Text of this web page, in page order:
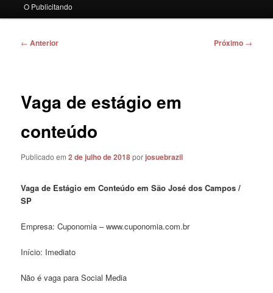
O Publicitando
Navegação
← Anterior Próximo →
Vaga de estágio em
conteúdo
Publicado em2 de julho de 2018porjosuebrazil
Vaga de Estágio em Conteúdo em São José dos Campos /
SP
Empresa: Cuponomia – www.cuponomia.com.br
Início: Imediato
Não é vaga para Social Media